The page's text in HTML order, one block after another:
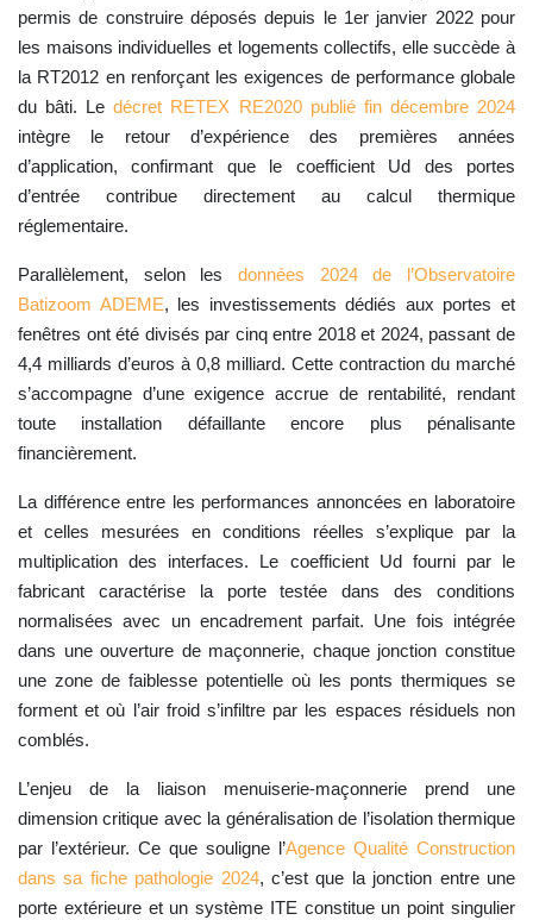
permis de construire déposés depuis le 1er janvier 2022 pour
les maisons individuelles et logements collectifs, elle succède à
la RT2012 en renforçant les exigences de performance globale
du bâti. Ledécret RETEX RE2020 publié fin décembre 2024
intègre le retour d’expérience des premières années
d’application, confirmant que le coefficient Ud des portes
d’entrée contribue directement au calcul thermique
réglementaire.
Parallèlement, selon les données 2024 de l’Observatoire
Batizoom ADEME, les investissements dédiés aux portes et
fenêtres ont été divisés par cinq entre 2018 et 2024, passant de
4,4 milliards d’euros à 0,8 milliard. Cette contraction du marché
s’accompagne d’une exigence accrue de rentabilité, rendant
toute installation défaillante encore plus pénalisante
financièrement.
La différence entre les performances annoncées en laboratoire
et celles mesurées en conditions réelles s’explique par la
multiplication des interfaces. Le coefficient Ud fourni par le
fabricant caractérise la porte testée dans des conditions
normalisées avec un encadrement parfait. Une fois intégrée
dans une ouverture de maçonnerie, chaque jonction constitue
une zone de faiblesse potentielle où les ponts thermiques se
forment et où l’air froid s’infiltre par les espaces résiduels non
comblés.
L’enjeu de la liaison menuiserie-maçonnerie prend une
dimension critique avec la généralisation de l’isolation thermique
par l’extérieur. Ce que souligne l’Agence Qualité Construction
dans sa fiche pathologie 2024, c’est que la jonction entre une
porte extérieure et un système ITE constitue un point singulier